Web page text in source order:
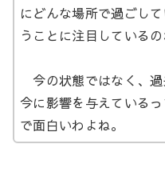
にどんな場所で過ごし
うことに注目しているの
今の状態ではなく、
今に影響を与えている
で面白いわよね。